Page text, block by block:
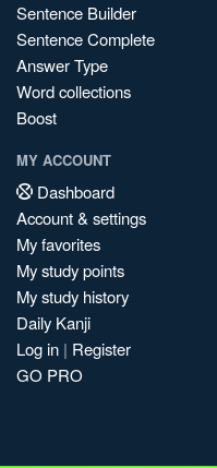
Sentence Builder
Sentence Complete
Answer Type
Word collections
Boost
MY ACCOUNT
Dashboard
Account & settings
My favorites
My study points
My study history
Daily Kanji
Log in | Register
GO PRO